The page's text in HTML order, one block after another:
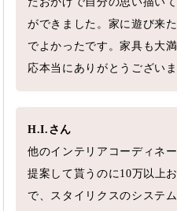
ができました。家に遊び来
でよかったです。家具も大
応本当にありがとうございま
H.I.さん
他のインテリアコーディネ
提案して貰うのに10万以上
で、スタイリクスのシステ